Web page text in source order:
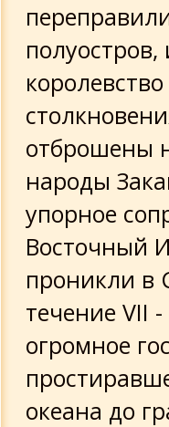
отброшены
народы
упорное
Восточный
проникли в
течение VII
огромное
океана до
Жизнь Будды
Пророк
Тамара Глоба
Т.Глоба:
История
Арабы в VI*XI
Завет имама